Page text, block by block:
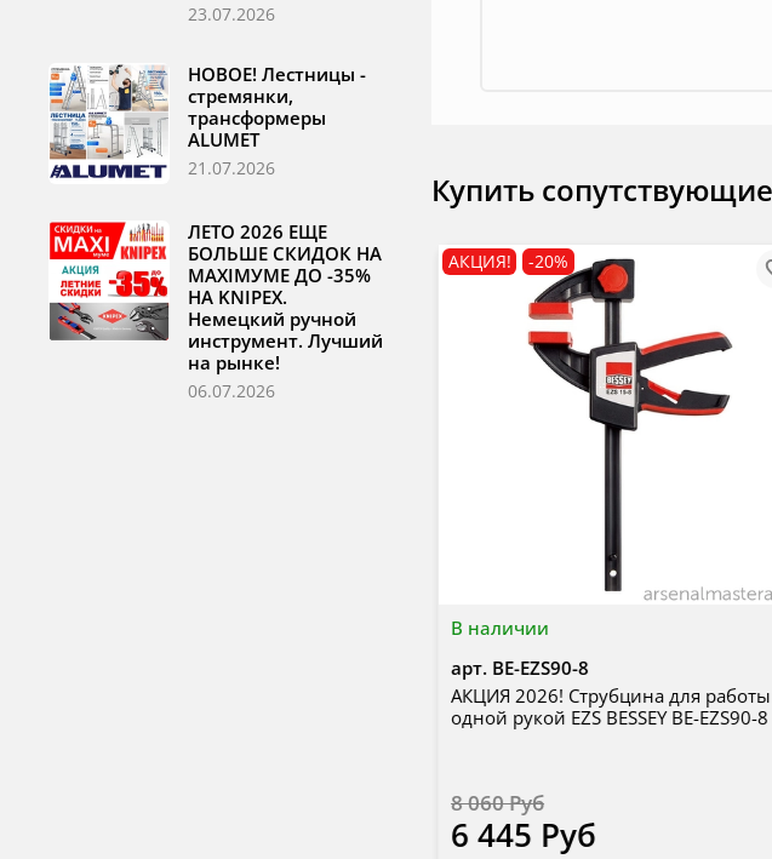
Купить
В наличии
АКЦИЯ! -20%
арт. BE-EZS90-8
АКЦИЯ 2026! Струбцина для работы
одной рукой EZS BESSEY BE-EZS90-8
8 060 Руб
6 445 Руб
23.07.2026
НОВОЕ! Лестницы -
стремянки,
трансформеры
ALUMET
21.07.2026
ЛЕТО 2026 ЕЩЕ
БОЛЬШЕ СКИДОК НА
MAXIМУМЕ ДО -35%
НА KNIPEX.
Немецкий ручной
инструмент. Лучший
на рынке!
06.07.2026